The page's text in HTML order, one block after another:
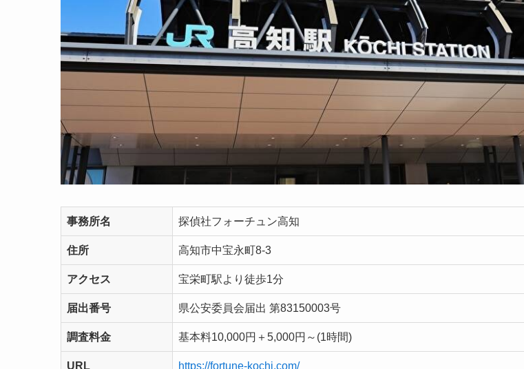
事務所名 探偵社フォーチュン高知
住所 高知市中宝永町8-3
アクセス 宝栄町駅より徒歩1分
届出番号 県公安委員会届出 第83150003号
調査料金 基本料10,000円＋5,000円～(1時間)
URL https://fortune-kochi.com/